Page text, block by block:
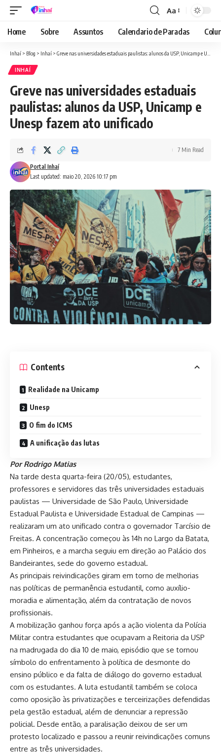
Font
Resizer
Aa
Home Sobre Assuntos Calendario de Paradas
Inhaí > Blog > Inhaí > Greve nas universidades estaduais paulistas: alunos da USP, Unicamp e Unesp fazem ato unificado
INHAÍ
Greve nas universidades estaduais
paulistas: alunos da USP, Unicamp e
Unesp fazem ato unificado
Last updated: maio 20, 2026 10:17 pm
Portal Inhaí
7 Min Read
Contents
Realidade na Unicamp
Unesp
O fim do ICMS
A unificação das lutas
Por Rodrigo Matias
Na tarde desta quarta-feira (20/05), estudantes,
professores e servidores das três universidades estaduais
paulistas — Universidade de São Paulo, Universidade
Estadual Paulista e Universidade Estadual de Campinas —
realizaram um ato unificado contra o governador Tarcísio de
Freitas. A concentração começou às 14h no Largo da Batata,
em Pinheiros, e a marcha seguiu em direção ao Palácio dos
Bandeirantes, sede do governo estadual.
As principais reivindicações giram em torno de melhorias
nas políticas de permanência estudantil, como auxílio-
moradia e alimentação, além da contratação de novos
profissionais.
A mobilização ganhou força após a ação violenta da Polícia
Militar contra estudantes que ocupavam a Reitoria da USP
na madrugada do dia 10 de maio, episódio que se tornou
símbolo do enfrentamento à política de desmonte do
ensino público e da falta de diálogo do governo estadual
com os estudantes. A luta estudantil também se coloca
como oposição às privatizações e terceirizações defendidas
pela gestão estadual, além de denunciar a repressão
policial. Desde então, a paralisação deixou de ser um
protesto localizado e passou a reunir reivindicações comuns
entre as três universidades.